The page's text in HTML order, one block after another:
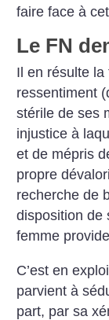
faire face à
Le FN
Il en résulte la
ressentiment
stérile de ses
injustice à
et de mépris
propre
recherche de
disposition de
femme
C’est en
parvient à
part, par sa